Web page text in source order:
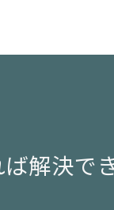
解決で